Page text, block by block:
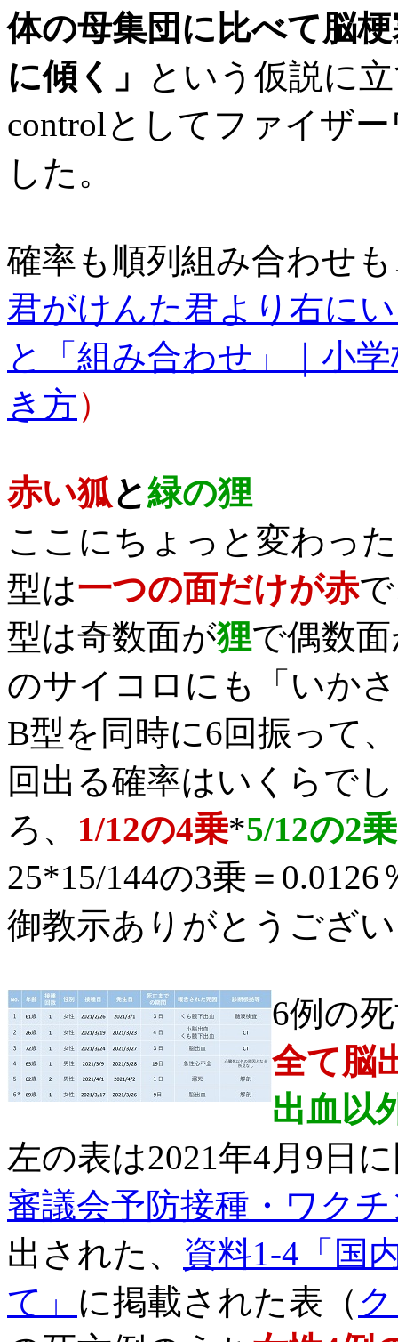
体の母集団に比べて脳
に傾く」
という仮説に
controlとしてファイザ
した。
確率も順列組み合わせ
君がけんた君より右に
と「組み合わせ」｜小
き方）
赤い狐と緑の狸
ここにちょっと変わっ
型は一つの面だけが赤
型は奇数面が狸で偶数
のサイコロにも「いか
B型を同時に6回振って、
回出る確率はいくらで
ろ、 1/12の4乗*5/12の2乗
25*15/144の3乗＝
御教示ありがとうござ
6例の
全て脳
出血以
左の表は2021年4月9日
審議会予防接種・ワク
出された、 資料1-4「国
て」 に掲載された表（